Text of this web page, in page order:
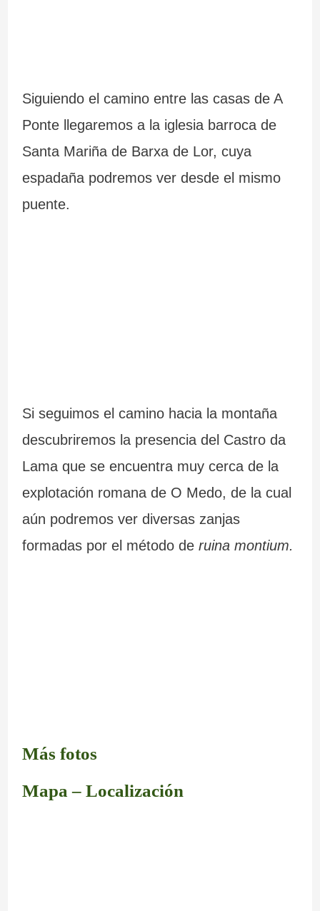
Siguiendo el camino entre las casas de A
Ponte llegaremos a la iglesia barroca de
Santa Mariña de Barxa de Lor, cuya
espadaña podremos ver desde el mismo
puente.
Si seguimos el camino hacia la montaña
descubriremos la presencia del Castro da
Lama que se encuentra muy cerca de la
explotación romana de O Medo, de la cual
aún podremos ver diversas zanjas
formadas por el método de ruina montium.
Más fotos
Mapa – Localización